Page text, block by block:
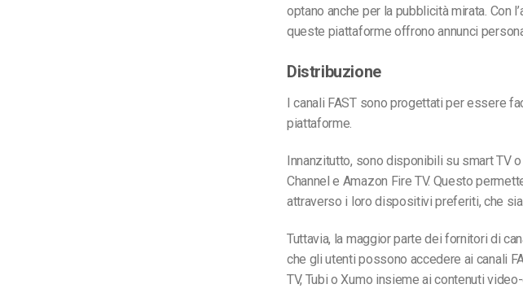
optano anche per la pubblicità mirata. Con
queste piattaforme offrono annunci
Distribuzione
I canali FAST sono progettati per essere
piattaforme.
Innanzitutto, sono disponibili su smart TV
Channel e Amazon Fire TV. Questo
attraverso i loro dispositivi preferiti, che
Tuttavia, la maggior parte dei fornitori di
che gli utenti possono accedere ai canali
TV, Tubi o Xumo insieme ai contenuti